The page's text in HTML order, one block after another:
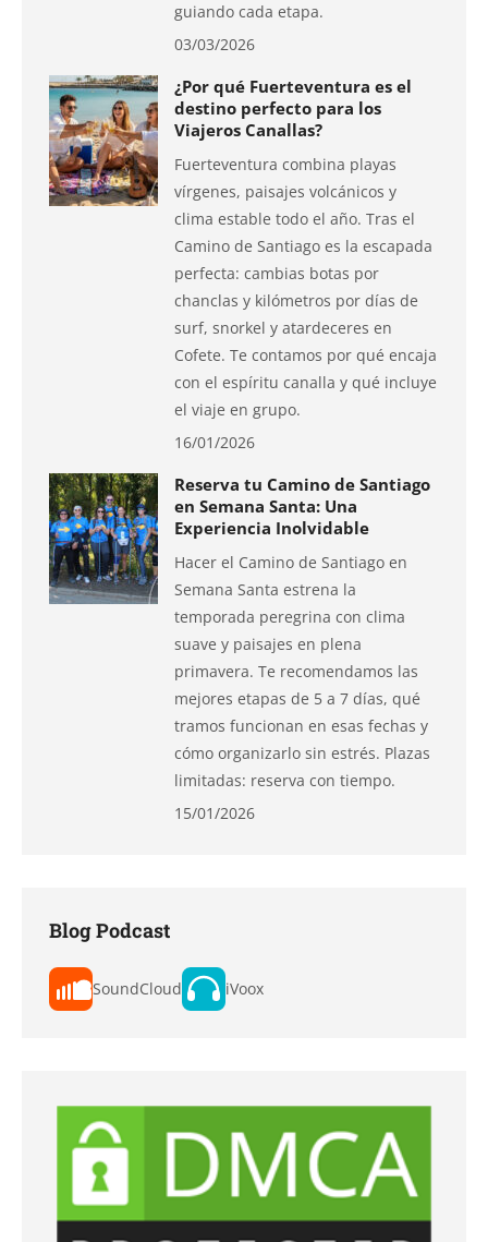
guiando cada etapa.
03/03/2026
¿Por qué Fuerteventura es el
destino perfecto para los
Viajeros Canallas?
Fuerteventura combina playas
vírgenes, paisajes volcánicos y
clima estable todo el año. Tras el
Camino de Santiago es la escapada
perfecta: cambias botas por
chanclas y kilómetros por días de
surf, snorkel y atardeceres en
Cofete. Te contamos por qué encaja
con el espíritu canalla y qué incluye
el viaje en grupo.
16/01/2026
Reserva tu Camino de Santiago
en Semana Santa: Una
Experiencia Inolvidable
Hacer el Camino de Santiago en
Semana Santa estrena la
temporada peregrina con clima
suave y paisajes en plena
primavera. Te recomendamos las
mejores etapas de 5 a 7 días, qué
tramos funcionan en esas fechas y
cómo organizarlo sin estrés. Plazas
limitadas: reserva con tiempo.
15/01/2026
Blog Podcast
SoundCloud iVoox